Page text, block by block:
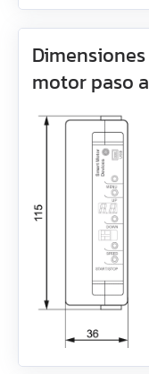
AS4118L1804‑E
EM3J-08
EM3J-10
EM3G-09
EM3G-13
EM3G-18
EM3G-29
motor paso